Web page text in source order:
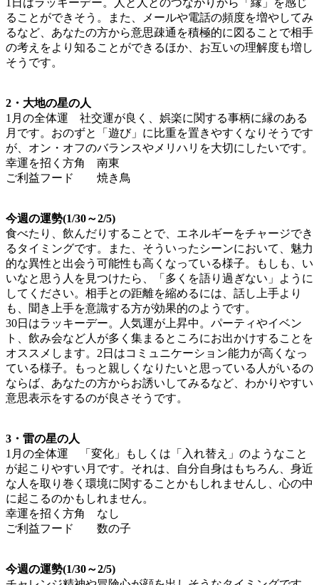
1日はラッキーデー。人と人とのつながりから「縁」を感じ
ることができそう。また、メールや電話の頻度を増やしてみ
るなど、あなたの方から意思疎通を積極的に図ることで相手
の考えをより知ることができるほか、お互いの理解度も増し
そうです。
2・大地の星の人
1月の全体運 社交運が良く、娯楽に関する事柄に縁のある
月です。おのずと「遊び」に比重を置きやすくなりそうです
が、オン・オフのバランスやメリハリを大切にしたいです。
幸運を招く方角 南東
ご利益フード 焼き鳥
今週の運勢(1/30～2/5)
食べたり、飲んだりすることで、エネルギーをチャージでき
るタイミングです。また、そういったシーンにおいて、魅力
的な異性と出会う可能性も高くなっている様子。もしも、い
いなと思う人を見つけたら、「多くを語り過ぎない」ように
してください。相手との距離を縮めるには、話し上手より
も、聞き上手を意識する方が効果的のようです。
30日はラッキーデー。人気運が上昇中。パーティやイベン
ト、飲み会など人が多く集まるところにお出かけすることを
オススメします。2日はコミュニケーション能力が高くなっ
ている様子。もっと親しくなりたいと思っている人がいるの
ならば、あなたの方からお誘いしてみるなど、わかりやすい
意思表示をするのが良さそうです。
3・雷の星の人
1月の全体運 「変化」もしくは「入れ替え」のようなこと
が起こりやすい月です。それは、自分自身はもちろん、身近
な人を取り巻く環境に関することかもしれませんし、心の中
に起こるのかもしれません。
幸運を招く方角 なし
ご利益フード 数の子
今週の運勢(1/30～2/5)